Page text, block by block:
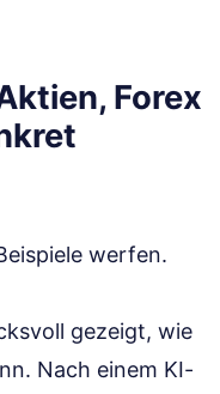
Forex
werfen.
gezeigt, wie
Nach einem KI-